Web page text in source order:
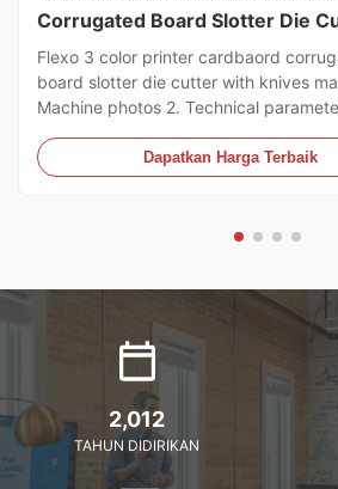
Corrugated Board Slotter Die
Dengan Mesin Pisau
Flexo 3 color printer cardbaord
board slotter die cutter with knives
Machine photos 2. Technical
COLOR 4 COLOR MNACHINE SIZE
TO WALL BOARD SIZE
MACHINE DESIGN SPEED 200PCS ...
Dapatkan Harga Terbaik
2,012
TAHUN DIDIRIKAN